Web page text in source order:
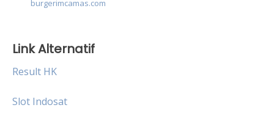
burgerimcamas.com
Link Alternatif
Result HK
Slot Indosat